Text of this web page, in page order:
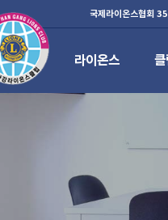
국제라이온스협회
라이온스 클
하위분류